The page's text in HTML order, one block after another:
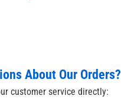
About Our Orders?
customer service directly: